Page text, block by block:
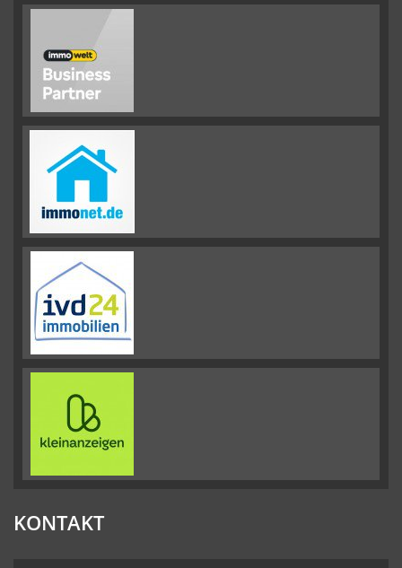
KONTAKT